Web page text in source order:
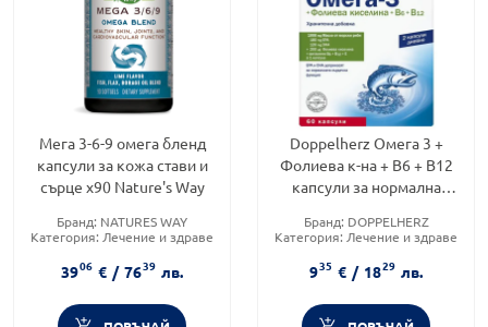
Мега 3-6-9 омега бленд
капсули за кожа стави и
сърце х90 Nature's Way
Бранд: NATURES WAY
Категория: Лечение и здраве
3906 € / 7639 лв.
Doppelherz Омега 3 +
Фолиева к-на + B6 + B12
капсули за нормална
Бранд: DOPPELHERZ
Категория: Лечение и здраве
935 € / 1829 лв.